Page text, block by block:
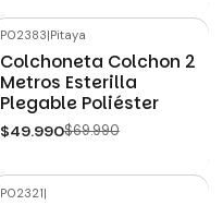
P02383|Pitaya
Colchoneta Colchon 2
Metros Esterilla
Plegable Poliéster
$49.990$69.990
P02321|